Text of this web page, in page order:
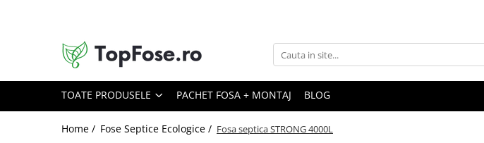
Toate Produsele
Tricamerale (cele mai populare)
Cu 5 Camere (filtrare avansată)
TOATE PRODUSELE PACHET FOSA + MONTAJ BLOG
Home / Fose Septice Ecologice / Fosa septica STRONG 4000L